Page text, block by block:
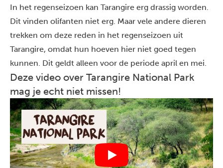
In het regenseizoen kan Tarangire erg drassig worden.
Dit vinden olifanten niet erg. Maar vele andere dieren
trekken om deze reden in het regenseizoen uit
Tarangire, omdat hun hoeven hier niet goed tegen
kunnen. Dit geldt alleen voor de periode april en mei.
Deze video over Tarangire National Park
mag je echt niet missen!